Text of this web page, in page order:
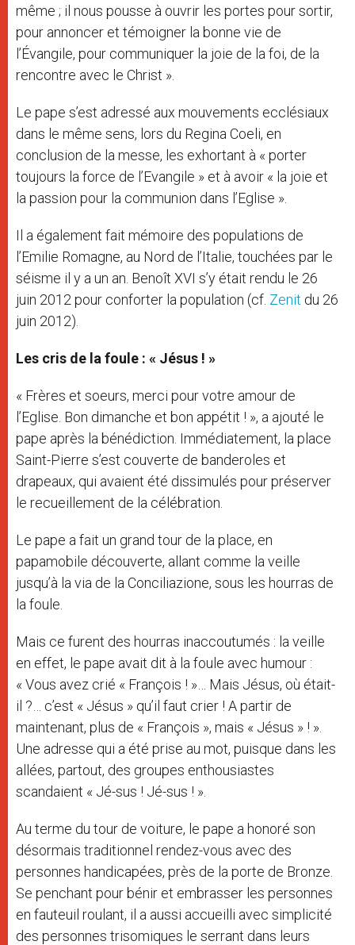
même ; il nous pousse à ouvrir les portes pour sortir,
pour annoncer et témoigner la bonne vie de
l’Évangile, pour communiquer la joie de la foi, de la
rencontre avec le Christ ».
Le pape s’est adressé aux mouvements ecclésiaux
dans le même sens, lors du Regina Coeli, en
conclusion de la messe, les exhortant à « porter
toujours la force de l’Evangile » et à avoir « la joie et
la passion pour la communion dans l’Eglise ».
Il a également fait mémoire des populations de
l’Emilie Romagne, au Nord de l’Italie, touchées par le
séisme il y a un an. Benoît XVI s’y était rendu le 26
juin 2012 pour conforter la population (cf. Zenit du 26
juin 2012).
Les cris de la foule : « Jésus ! »
« Frères et soeurs, merci pour votre amour de
l’Eglise. Bon dimanche et bon appétit ! », a ajouté le
pape après la bénédiction. Immédiatement, la place
Saint-Pierre s’est couverte de banderoles et
drapeaux, qui avaient été dissimulés pour préserver
le recueillement de la célébration.
Le pape a fait un grand tour de la place, en
papamobile découverte, allant comme la veille
jusqu’à la via de la Conciliazione, sous les hourras de
la foule.
Mais ce furent des hourras inaccoutumés : la veille
en effet, le pape avait dit à la foule avec humour :
« Vous avez crié « François ! »… Mais Jésus, où était-
il ?… c’est « Jésus » qu’il faut crier ! A partir de
maintenant, plus de « François », mais « Jésus » ! ».
Une adresse qui a été prise au mot, puisque dans les
allées, partout, des groupes enthousiastes
scandaient « Jé-sus ! Jé-sus ! ».
Au terme du tour de voiture, le pape a honoré son
désormais traditionnel rendez-vous avec des
personnes handicapées, près de la porte de Bronze.
Se penchant pour bénir et embrasser les personnes
en fauteuil roulant, il a aussi accueilli avec simplicité
des personnes trisomiques le serrant dans leurs